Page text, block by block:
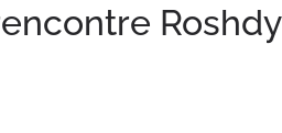
Roshdy